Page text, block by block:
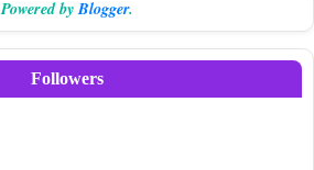
Powered byBlogger.
Followers